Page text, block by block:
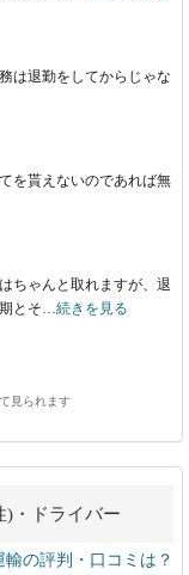
は退勤をしてからじゃな
を貰えないのであれば無
ちゃんと取れますが、退
とそ… 続きを見る
見られます
)・ドライバー
の評判・口コミは？